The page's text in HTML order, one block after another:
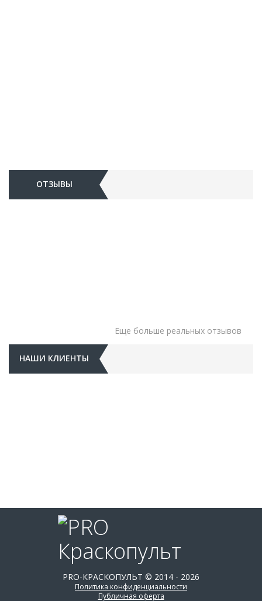
ОТЗЫВЫ
Еще больше реальных отзывов
НАШИ КЛИЕНТЫ
PRO-КРАСКОПУЛЬТ © 2014 - 2026
Политика конфиденциальности
Публичная оферта